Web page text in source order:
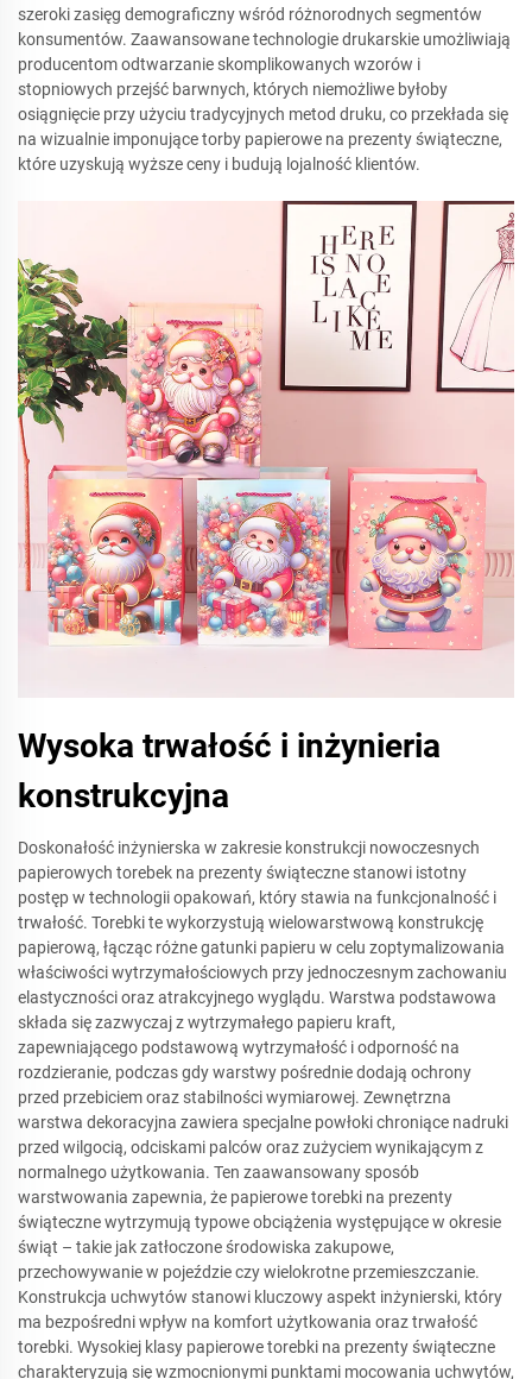
szeroki zasięg demograficzny wśród różnorodnych segmentów
konsumentów. Zaawansowane technologie drukarskie umożliwiają
producentom odtwarzanie skomplikowanych wzorów i
stopniowych przejść barwnych, których niemożliwe byłoby
osiągnięcie przy użyciu tradycyjnych metod druku, co przekłada się
na wizualnie imponujące torby papierowe na prezenty świąteczne,
które uzyskują wyższe ceny i budują lojalność klientów.
Wysoka trwałość i inżynieria
konstrukcyjna
Doskonałość inżynierska w zakresie konstrukcji nowoczesnych
papierowych torebek na prezenty świąteczne stanowi istotny
postęp w technologii opakowań, który stawia na funkcjonalność i
trwałość. Torebki te wykorzystują wielowarstwową konstrukcję
papierową, łącząc różne gatunki papieru w celu zoptymalizowania
właściwości wytrzymałościowych przy jednoczesnym zachowaniu
elastyczności oraz atrakcyjnego wyglądu. Warstwa podstawowa
składa się zazwyczaj z wytrzymałego papieru kraft,
zapewniającego podstawową wytrzymałość i odporność na
rozdzieranie, podczas gdy warstwy pośrednie dodają ochrony
przed przebiciem oraz stabilności wymiarowej. Zewnętrzna
warstwa dekoracyjna zawiera specjalne powłoki chroniące nadruki
przed wilgocią, odciskami palców oraz zużyciem wynikającym z
normalnego użytkowania. Ten zaawansowany sposób
warstwowania zapewnia, że papierowe torebki na prezenty
świąteczne wytrzymują typowe obciążenia występujące w okresie
świąt – takie jak zatłoczone środowiska zakupowe,
przechowywanie w pojeździe czy wielokrotne przemieszczanie.
Konstrukcja uchwytów stanowi kluczowy aspekt inżynierski, który
ma bezpośredni wpływ na komfort użytkowania oraz trwałość
torebki. Wysokiej klasy papierowe torebki na prezenty świąteczne
charakteryzują się wzmocnionymi punktami mocowania uchwytów,